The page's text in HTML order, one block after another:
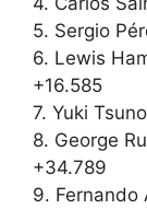
5. Sergio
6. Lewis
+16.585
7. Yuki
8. George
+34.789
9. Fernando